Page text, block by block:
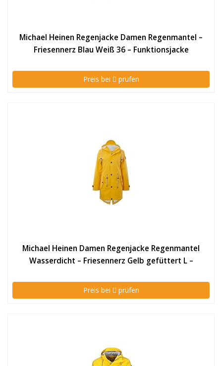
Michael Heinen Regenjacke Damen Regenmantel –
Friesennerz Blau Weiß 36 – Funktionsjacke
Preis bei prüfen
Michael Heinen Damen Regenjacke Regenmantel
Wasserdicht – Friesennerz Gelb gefüttert L –
Preis bei prüfen